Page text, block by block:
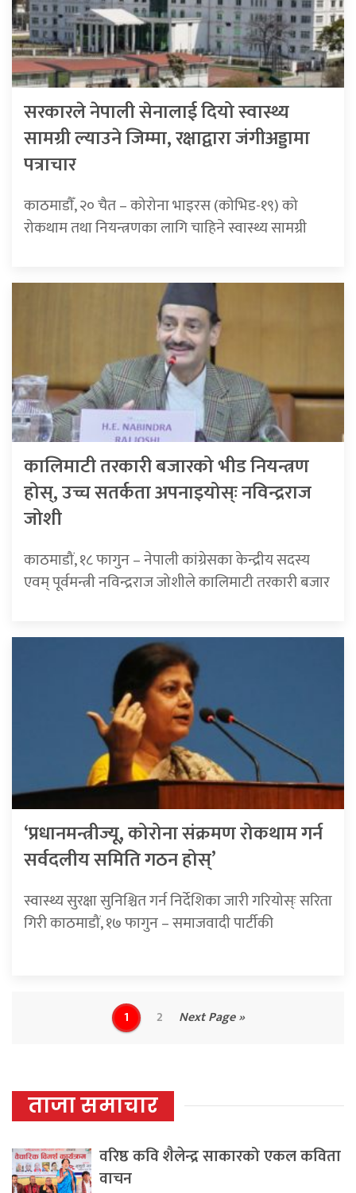
सरकारले नेपाली सेनालाई दियो स्वास्थ्य
सामग्री ल्याउने जिम्मा, रक्षाद्वारा जंगीअड्डामा
पत्राचार
काठमाडाैँ, २० चैत – कोरोना भाइरस (कोभिड-१९) को
रोकथाम तथा नियन्त्रणका लागि चाहिने स्वास्थ्य सामग्री
कालिमाटी तरकारी बजारको भीड नियन्त्रण
होस्, उच्च सतर्कता अपनाइयोस्ः नविन्द्रराज
जोशी
काठमाडौं, १८ फागुन – नेपाली कांग्रेसका केन्द्रीय सदस्य
एवम् पूर्वमन्त्री नविन्द्रराज जोशीले कालिमाटी तरकारी बजार
‘प्रधानमन्त्रीज्यू, कोरोना संक्रमण रोकथाम गर्न
सर्वदलीय समिति गठन होस्’
स्वास्थ्य सुरक्षा सुनिश्चित गर्न निर्देशिका जारी गरियोस्ः सरिता
गिरी काठमाडौं, १७ फागुन – समाजवादी पार्टीकी
1 2 Next Page »
ताजा समाचार
वरिष्ठ कवि शैलेन्द्र साकारको एकल कविता
वाचन